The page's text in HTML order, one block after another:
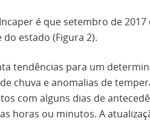
é que setembro de
estado (Figura 2).
tendências para um
chuva e anomalias de
com alguns dias de
horas ou minutos. A